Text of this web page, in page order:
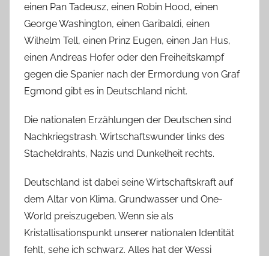
einen Pan Tadeusz, einen Robin Hood, einen
George Washington, einen Garibaldi, einen
Wilhelm Tell, einen Prinz Eugen, einen Jan Hus,
einen Andreas Hofer oder den Freiheitskampf
gegen die Spanier nach der Ermordung von Graf
Egmond gibt es in Deutschland nicht.
Die nationalen Erzählungen der Deutschen sind
Nachkriegstrash. Wirtschaftswunder links des
Stacheldrahts, Nazis und Dunkelheit rechts.
Deutschland ist dabei seine Wirtschaftskraft auf
dem Altar von Klima, Grundwasser und One-
World preiszugeben. Wenn sie als
Kristallisationspunkt unserer nationalen Identität
fehlt, sehe ich schwarz. Alles hat der Wessi